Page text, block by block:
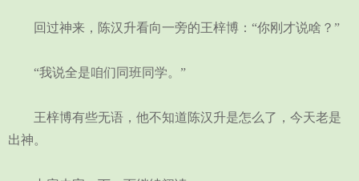
回过神来，陈汉升看向一旁的王梓博：“你刚才说啥？”
“我说全是咱们同班同学。”
王梓博有些无语，他不知道陈汉升是怎么了，今天老是
出神。